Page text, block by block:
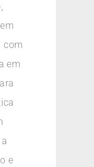
com
em
e